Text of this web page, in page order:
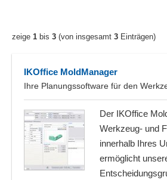
zeige 1 bis 3 (von insgesamt 3 Einträgen)
IKOffice MoldManager
Ihre Planungssoftware für den
Der IKOffice
Werkzeug- und
innerhalb Ihres
ermöglicht